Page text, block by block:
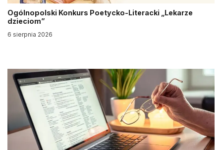
Ogólnopolski Konkurs Poetycko-Literacki „Lekarze
dzieciom”
6 sierpnia 2026